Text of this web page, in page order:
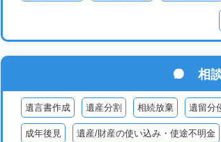
入間郡
児玉郡上里町 児玉郡神川町 児玉郡美里町
相
遺言書作成 遺産分割 相続放棄 遺留分
成年後見 遺産/財産の使い込み・使途不明金